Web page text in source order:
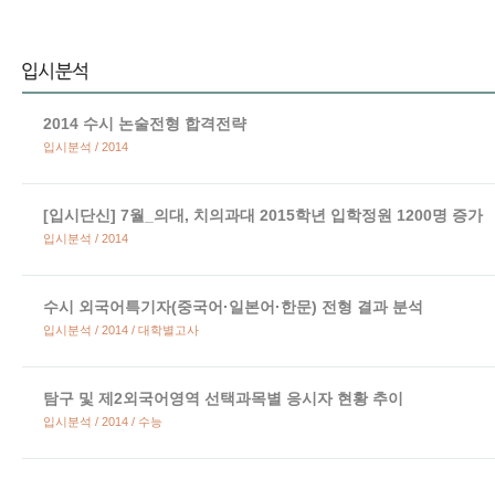
2014 수시 논술전형 합격전략
입시분석 / 2014
[입시단신] 7월_의대, 치의과대 2015학년 입학정원 1200명 증가
입시분석 / 2014
수시 외국어특기자(중국어·일본어·한문) 전형 결과 분석
입시분석 / 2014 / 대학별고사
탐구 및 제2외국어영역 선택과목별 응시자 현황 추이
입시분석 / 2014 / 수능